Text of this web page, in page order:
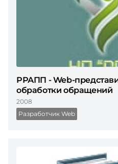
РРАПП - Web-
обработки обращений
2008
Разработчик Web